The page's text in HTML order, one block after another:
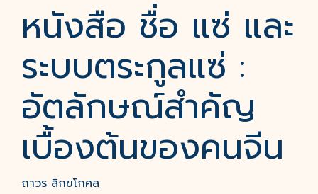
หนังสือ ชื่อ แซ่ และ
ระบบตระกูลแซ่ :
อัตลักษณ์สำคัญ
เบื้องต้นของคนจีน
ถาวร สิกขโกศล